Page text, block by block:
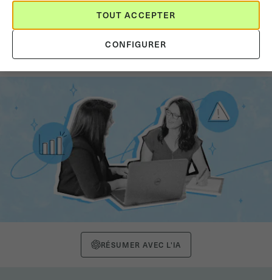
Erreurs de croissance rapide en
entreprise : les pièges à éviter
RÉSUMER AVEC L'IA
CONFIGURER
TOUT ACCEPTER